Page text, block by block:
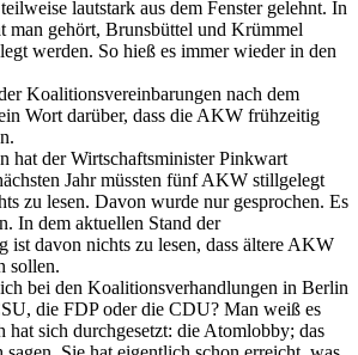
lautstark aus dem Fenster gelehnt. In
man gehört, Brunsbüttel und Krümmel
werden. So hieß es immer wieder in den
Koalitionsvereinbarungen nach dem
Wort darüber, dass die AKW frühzeitig
hat der Wirtschaftsminister Pinkwart
Jahr müssten fünf AKW stillgelegt
zu lesen. Davon wurde nur gesprochen. Es
In dem aktuellen Stand der
ist davon nichts zu lesen, dass ältere AKW
sollen.
bei den Koalitionsverhandlungen in Berlin
die FDP oder die CDU? Man weiß es
hat sich durchgesetzt: die Atomlobby; das